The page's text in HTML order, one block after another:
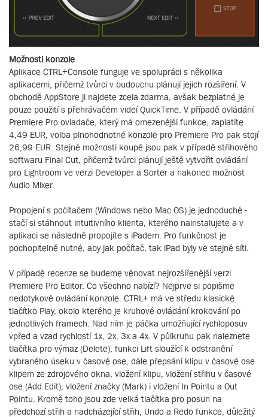
Možnosti konzole
Aplikace CTRL+Console funguje ve spolupráci s několika
aplikacemi, přičemž tvůrci v budoucnu plánují jejich rozšíření. V
obchodě AppStore ji najdete zcela zdarma, avšak bezplatné je
pouze použití s přehrávačem videí QuickTime. V případě ovládání
Premiere Pro ovladače, který má omezenější funkce, zaplatíte
4,49 EUR, volba plnohodnotné konzole pro Premiere Pro pak stojí
26,99 EUR. Stejné možnosti koupě jsou pak v případě střihového
softwaru Final Cut, přičemž tvůrci plánují ještě vytvořit ovládání
pro Lightroom ve verzi Developer a Sorter a nakonec možnost
Audio Mixer.
Propojení s počítačem (Windows nebo Mac OS) je jednoduché -
stačí si stáhnout intuitivního klienta, kterého nainstalujete a v
aplikaci se následně propojíte s iPadem. Pro funkčnost je
pochopitelně nutné, aby jak počítač, tak iPad byly ve stejné síti.
V případě recenze se budeme věnovat nejrozšířenější verzi
Premiere Pro Editor. Co všechno nabízí? Nejprve si popišme
nedotykové ovládání konzole. CTRL+ má ve středu klasické
tlačítko Play, okolo kterého je kruhové ovládání krokování po
jednotlivých framech. Nad ním je páčka umožňující rychloposuv
vpřed a vzad rychlostí 1x, 2x, 3x a 4x. V půlkruhu pak naleznete
tlačítka pro výmaz (Delete), funkci Lift sloužící k odstranění
vybraného úseku v časové ose, dále přepsání klipu v časové ose
klipem ze zdrojového okna, vložení klipu, vložení střihu v časové
ose (Add Edit), vložení značky (Mark) i vložení In Pointu a Out
Pointu. Kromě toho jsou zde velká tlačítka pro posun na
předchozí střih a nadcházející střih, Undo a Redo funkce, důležitý